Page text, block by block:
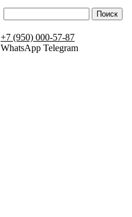
+7 (950) 000-57-87
WhatsApp Telegram